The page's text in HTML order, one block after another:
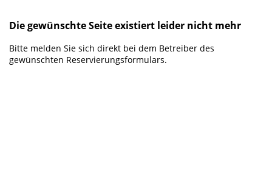
Die gewünschte Seite existiert leider nicht mehr
Bitte melden Sie sich direkt bei dem Betreiber des
gewünschten Reservierungsformulars.